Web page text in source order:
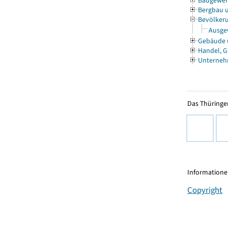
Bergbau
Gebäude
Handel,
Das
Copyright